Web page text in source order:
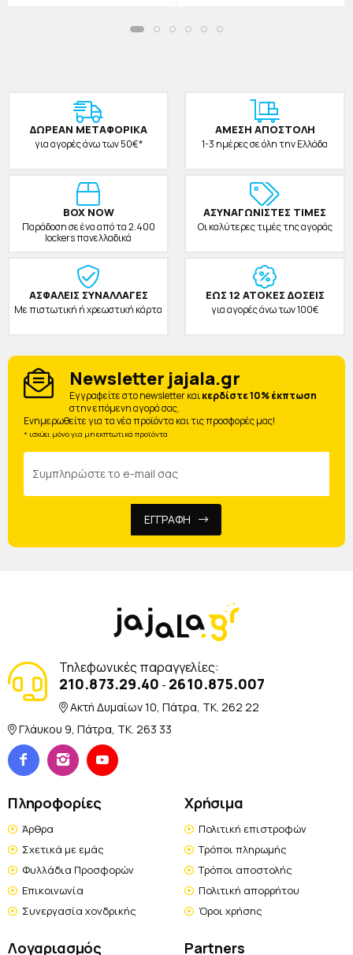
ΔΩΡΕAΝ ΜΕΤΑΦΟΡΙΚΑ
για αγορές άνω των 50€*
ΑΜΕΣΗ ΑΠΟΣΤΟΛΗ
1-3 ημέρες σε όλη την Ελλάδα
BOX NOW
Παράδοση σε ένα από τα 2.400
lockers πανελλαδικά
ΑΣΥΝΑΓΩΝΙΣΤΕΣ ΤΙΜΕΣ
Οι καλύτερες τιμές της αγοράς
ΑΣΦΑΛΕΙΣ ΣΥΝΑΛΛΑΓΕΣ
Με πιστωτική ή χρεωστική κάρτα
ΕΩΣ 12 ΑΤΟΚΕΣ ΔΟΣΕΙΣ
για αγορές άνω των 100€
Newsletter jajala.gr
Eγγραφείτε στο newsletter καικερδίστε 10% έκπτωση
στην επόμενη αγορά σας.
Ενημερωθείτε για τα νέα προϊόντα και τις προσφορές μας!
* ισχύει μόνο για μη εκπτωτικά προϊόντα
ΕΓΓΡΑΦΗ
Τηλεφωνικές παραγγελίες:
210.873.29.40 - 2610.875.007
Ακτή Δυμαίων 10, Πάτρα, TK. 262 22
Γλάυκου 9, Πάτρα, TK. 263 33
Πληροφορίες
Άρθρα
Σχετικά με εμάς
Φυλλάδια Προσφορών
Επικοινωνία
Συνεργασία χονδρικής
Χρήσιμα
Πολιτική επιστροφών
Τρόποι πληρωμής
Τρόποι αποστολής
Πολιτική απορρήτου
Όροι χρήσης
Λογαριασμός Partners